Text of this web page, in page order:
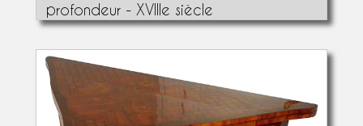
profondeur - XVIIIe siècle